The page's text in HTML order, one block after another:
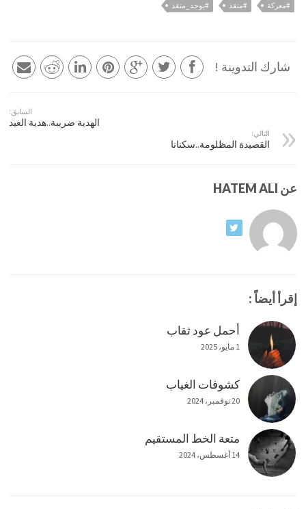
#معركة
#منقذ #يوجد_منقذ
شارك التدوينة !
السابق:
الهدية ضريبة..هدية العيد
التالي:
القصيدة المظلومة..سكنانا
عن HATEM ALI
إقرأ أيضاً :
أحمل عود ثقاب
1 مايو، 2025
كشوفات الغياب
20 نوفمبر، 2024
متعة الخط المستقيم
14 أغسطس، 2024